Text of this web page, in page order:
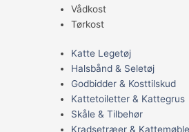
Vådkost
Tørkost
Katte Legetøj
Halsbånd & Seletøj
Godbidder & Kosttilskud
Kattetoiletter & Kattegrus
Skåle & Tilbehør
Kradsetræer &